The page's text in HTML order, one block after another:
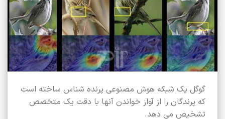
گوگل یک شبکه هوش مصنوعی پرنده شناس ساخته است
که پرندگان را از آواز خواندن آنها با دقت یک متخصص
تشخیص می دهد.